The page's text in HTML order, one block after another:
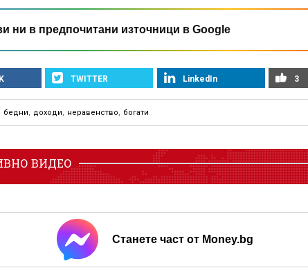
ни в предпочитани източници в Google
TWITTER LinkedIn 3
бедни, доходи, неравенство, богати
ВИДЕО
Станете част от Money.bg